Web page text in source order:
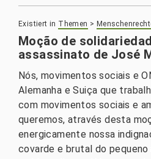
Existiert in Themen >
Moção de
assassinato de José
Nós, movimentos sociais e
Alemanha e Suiça que
com movimentos sociais e
queremos, através desta
energicamente nossa
covarde e brutal do pequeno